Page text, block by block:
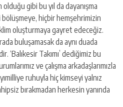
gibi bu yıl da dayanışma
hiçbir hemşehrimizin
oluşturmaya gayret edeceğiz.
buluşamasak da aynı duada
Takımı’ dediğimiz bu
ve çalışma arkadaşlarımızla
ruhuyla hiç kimseyi yalnız
bırakmadan herkesin yanında